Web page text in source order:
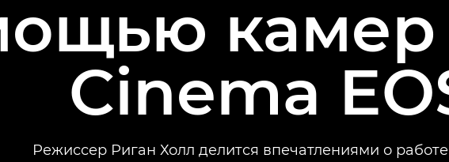
камер
Cinema
Режиссер Риган Холл делится впечатлениями о